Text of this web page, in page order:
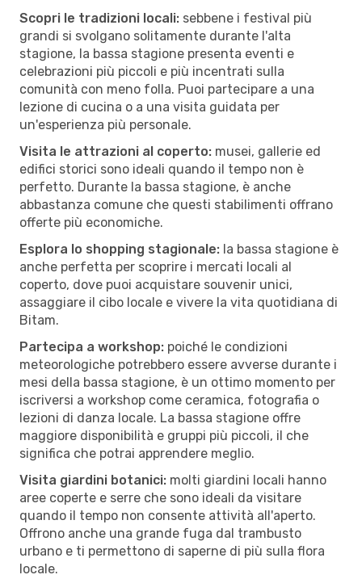
Scopri le tradizioni locali: sebbene i festival più
grandi si svolgano solitamente durante l'alta
stagione, la bassa stagione presenta eventi e
celebrazioni più piccoli e più incentrati sulla
comunità con meno folla. Puoi partecipare a una
lezione di cucina o a una visita guidata per
un'esperienza più personale.
Visita le attrazioni al coperto: musei, gallerie ed
edifici storici sono ideali quando il tempo non è
perfetto. Durante la bassa stagione, è anche
abbastanza comune che questi stabilimenti offrano
offerte più economiche.
Esplora lo shopping stagionale: la bassa stagione è
anche perfetta per scoprire i mercati locali al
coperto, dove puoi acquistare souvenir unici,
assaggiare il cibo locale e vivere la vita quotidiana di
Bitam.
Partecipa a workshop: poiché le condizioni
meteorologiche potrebbero essere avverse durante i
mesi della bassa stagione, è un ottimo momento per
iscriversi a workshop come ceramica, fotografia o
lezioni di danza locale. La bassa stagione offre
maggiore disponibilità e gruppi più piccoli, il che
significa che potrai apprendere meglio.
Visita giardini botanici: molti giardini locali hanno
aree coperte e serre che sono ideali da visitare
quando il tempo non consente attività all'aperto.
Offrono anche una grande fuga dal trambusto
urbano e ti permettono di saperne di più sulla flora
locale.